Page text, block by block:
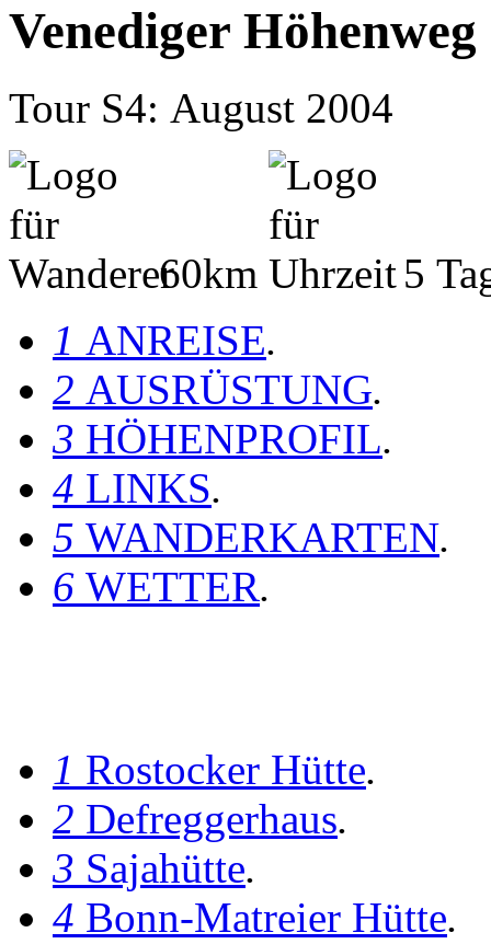
Venediger Höhenweg
Tour S4: August 2004
60km
5
1 ANREISE.
2 AUSRÜSTUNG.
3 HÖHENPROFIL.
4 LINKS.
5 WANDERKARTEN.
6 WETTER.
1 Rostocker Hütte.
2 Defreggerhaus.
3 Sajahütte.
4 Bonn-Matreier Hütte.